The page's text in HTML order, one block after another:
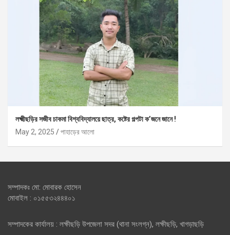
লক্ষ্মীছড়ির সজীব চাকমা বিশ্ববিদ্যালয়ে ছাত্র, কষ্টের গল্পটা ক’জনে জানে !
May 2, 2025
পাহাড়ের আলো
সম্পাদকঃ মো: মোবারক হোসেন
মোবাইল : ০১৫৫৩২৪৪৪০১
সম্পাদকের কার্যালয় : লক্ষীছড়ি উপজেলা সদর (থানা সংলগ্ন), লক্ষীছড়ি, খাগড়াছড়ি